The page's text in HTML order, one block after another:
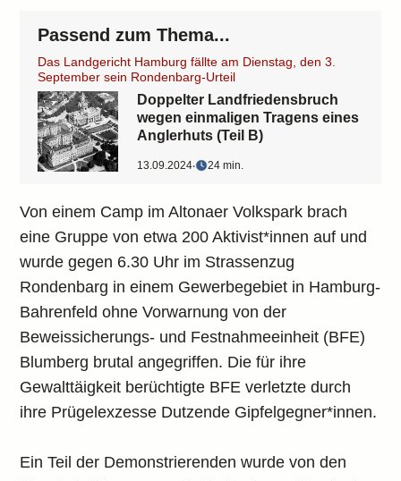
Passend zum Thema...
Das Landgericht Hamburg fällte am Dienstag, den 3.
September sein Rondenbarg-Urteil
Doppelter Landfriedensbruch
wegen einmaligen Tragens eines
Anglerhuts (Teil B)
13.09.2024‧ 24 min.
Von einem Camp im Altonaer Volkspark brach
eine Gruppe von etwa 200 Aktivist*innen auf und
wurde gegen 6.30 Uhr im Strassenzug
Rondenbarg in einem Gewerbegebiet in Hamburg-
Bahrenfeld ohne Vorwarnung von der
Beweissicherungs- und Festnahmeeinheit (BFE)
Blumberg brutal angegriffen. Die für ihre
Gewalttäigkeit berüchtigte BFE verletzte durch
ihre Prügelexzesse Dutzende Gipfelgegner*innen.
Ein Teil der Demonstrierenden wurde von den